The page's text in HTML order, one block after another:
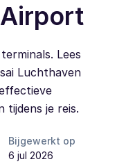
Lees
Luchthaven
tijdens je reis.
Bijgewerkt op
6 jul 2026